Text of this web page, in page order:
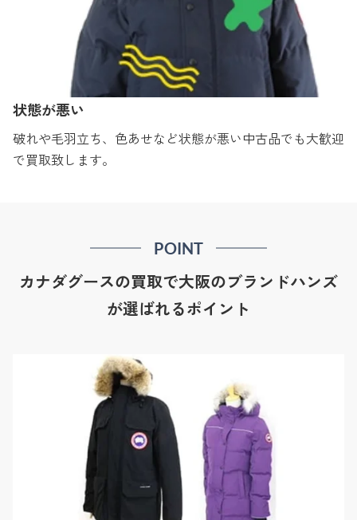
状態が悪い
破れや毛羽立ち、色あせなど状態が悪い中古品でも大歓迎
で買取致します。
POINT
カナダグースの買取で大阪のブランドハンズ
が選ばれるポイント